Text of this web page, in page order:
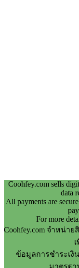
Coohfey.com sells
data
All payments are
For more
Coohfey.com จำหน่า
ข้อมูลการชำระเงิ